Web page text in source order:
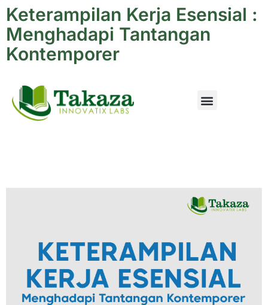
Keterampilan Kerja Esensial :
Menghadapi Tantangan
Kontemporer